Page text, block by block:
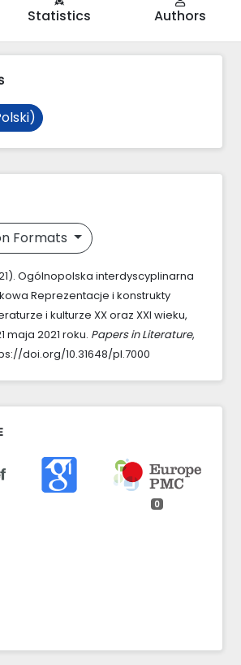
Statistics Authors
Formats
Ogólnopolska interdyscyplinarna
Reprezentacje i konstrukty
i kulturze XX oraz XXI wieku,
maja 2021 roku. Papers in Literature,
doi.org/10.31648/pl.7000
0